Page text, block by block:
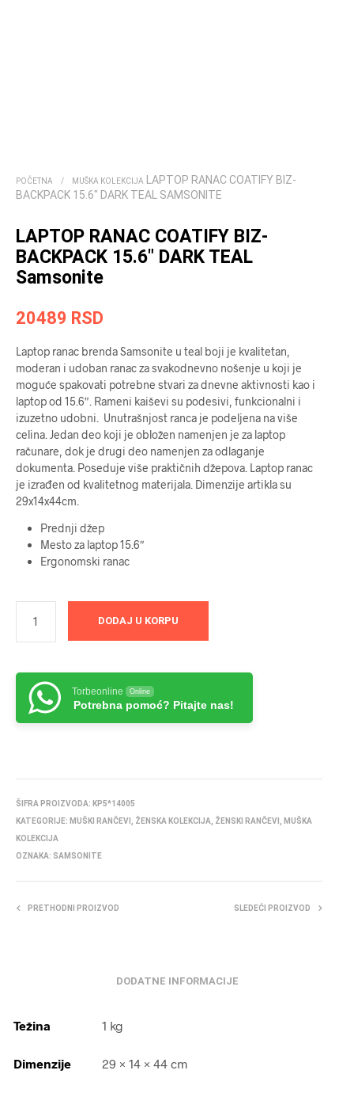
POČETNA / MUŠKA KOLEKCIJA LAPTOP RANAC COATIFY BIZ-
BACKPACK 15.6″ DARK TEAL SAMSONITE
LAPTOP RANAC COATIFY BIZ-
BACKPACK 15.6″ DARK TEAL
Samsonite
20489 RSD
Laptop ranac brenda Samsonite u teal boji je kvalitetan,
moderan i udoban ranac za svakodnevno nošenje u koji je
moguće spakovati potrebne stvari za dnevne aktivnosti kao i
laptop od 15.6″. Rameni kaiševi su podesivi, funkcionalni i
izuzetno udobni. Unutrašnjost ranca je podeljena na više
celina. Jedan deo koji je obložen namenjen je za laptop
računare, dok je drugi deo namenjen za odlaganje
dokumenta. Poseduje više praktičnih džepova. Laptop ranac
je izrađen od kvalitetnog materijala. Dimenzije artikla su
29x14x44cm.
Prednji džep
Mesto za laptop 15.6″
Ergonomski ranac
DODAJ U KORPU
Torbeonline Online
Potrebna pomoć? Pitajte nas!
ŠIFRA PROIZVODA: KP5*14005
KATEGORIJE: MUŠKI RANČEVI ŽENSKA KOLEKCIJA ŽENSKI RANČEVI
MUŠKA
KOLEKCIJA
OZNAKA: SAMSONITE
PRETHODNI PROIZVOD SLEDEĆI PROIZVOD
DODATNE INFORMACIJE
Težina 1 kg
Dimenzije 29 × 14 × 44 cm